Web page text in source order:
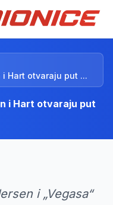
Hart otvaraju put ...
i Hart otvaraju put
i „Vegasa“